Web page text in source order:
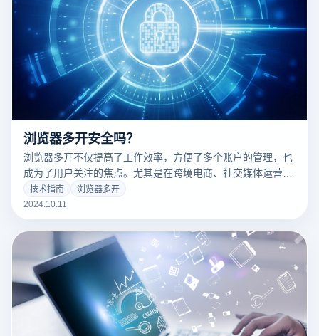
浏览器多开安全吗？
浏览器多开不仅提高了工作效率，方便了多个账户的管理，也
成为了用户关注的焦点。尤其是在跨境电商、社交媒体运营、
数字营销等领域。，频繁开设多个账户可能会导致平台的相关
检查，从而导致账户被禁或受限。因此，如何在保证安全的前
的安全风险，如何有效预防账户关联，选择合适的多开工具和
技术提高整体安全性。
技术指南
浏览器多开
2024.10.11